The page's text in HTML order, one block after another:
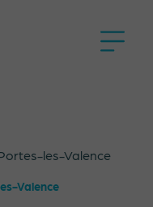
les-Valence
Valence